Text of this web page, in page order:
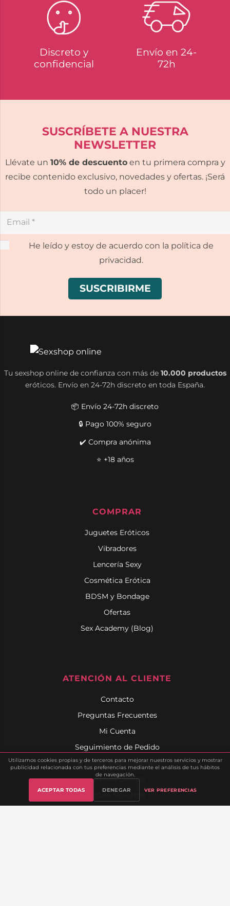
Utilizamos cookies propias y de terceros para mejorar nuestros servicios y mostrar
publicidad relacionada con tus preferencias mediante el análisis de tus hábitos
de navegación.
ACEPTAR TODAS DENEGAR VER PREFERENCIAS
Discreto y
confidencial
Envío en 24-
72h
SUSCRÍBETE A NUESTRA
NEWSLETTER
Llévate un 10% de descuentoen tu primera compra y
recibe contenido exclusivo, novedades y ofertas. ¡Será
todo un placer!
He leído y estoy de acuerdo con la política de
privacidad.
Tu sexshop online de confianza con más de 10.000 productos
eróticos. Envío en 24-72h discreto en toda España.
📦 Envío 24-72h discreto
🔒 Pago 100% seguro
✔️ Compra anónima
⭐ +18 años
COMPRAR
Juguetes Eróticos
Vibradores
Lencería Sexy
Cosmética Erótica
BDSM y Bondage
Ofertas
Sex Academy (Blog)
ATENCIÓN AL CLIENTE
Contacto
Preguntas Frecuentes
Mi Cuenta
Seguimiento de Pedido
Envíos y Devoluciones
Lista de Deseos